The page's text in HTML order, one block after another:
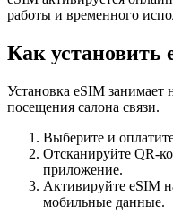
работы и временного
Как установить
Установка eSIM занимает
посещения салона связи.
Выберите и
Отсканируйте QR-
приложение.
Активируйте eSIM
мобильные данные.